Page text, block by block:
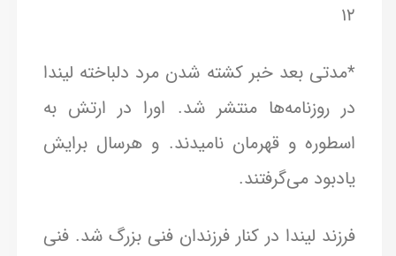
۱۲
*مدتی بعد خبر کشته شدن مرد دلباخته لیندا
در روزنامه‌ها منتشر شد. اورا در ارتش به
اسطوره و قهرمان نامیدند. و هرسال برایش
یادبود می‌گرفتند.
فرزند لیندا در کنار فرزندان فنی بزرگ شد. فنی